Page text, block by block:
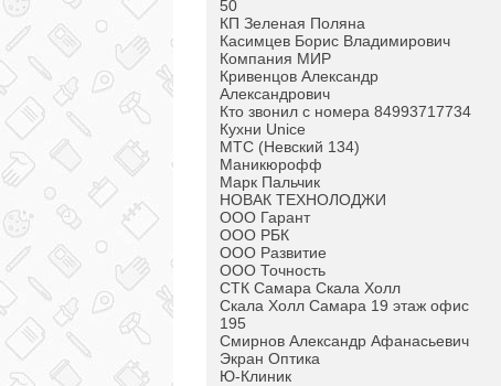
50
КП Зеленая Поляна
Касимцев Борис Владимирович
Компания МИР
Кривенцов Александр
Александрович
Кто звонил с номера 84993717734
Кухни Unice
МТС (Невский 134)
Маникюрофф
Марк Пальчик
НОВАК ТЕХНОЛОДЖИ
ООО Гарант
ООО РБК
ООО Развитие
ООО Точность
СТК Самара Скала Холл
Скала Холл Самара 19 этаж офис
195
Смирнов Александр Афанасьевич
Экран Оптика
Ю-Клиник